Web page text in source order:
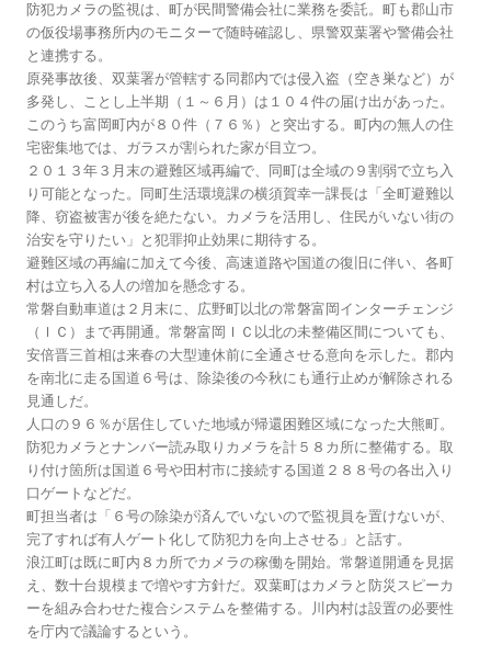
防犯カメラの監視は、町が民間警備会社に業務を委託。町も郡山市
の仮役場事務所内のモニターで随時確認し、県警双葉署や警備会社
と連携する。
原発事故後、双葉署が管轄する同郡内では侵入盗（空き巣など）が
多発し、ことし上半期（１～６月）は１０４件の届け出があった。
このうち富岡町内が８０件（７６％）と突出する。町内の無人の住
宅密集地では、ガラスが割られた家が目立つ。
２０１３年３月末の避難区域再編で、同町は全域の９割弱で立ち入
り可能となった。同町生活環境課の横須賀幸一課長は「全町避難以
降、窃盗被害が後を絶たない。カメラを活用し、住民がいない街の
治安を守りたい」と犯罪抑止効果に期待する。
避難区域の再編に加えて今後、高速道路や国道の復旧に伴い、各町
村は立ち入る人の増加を懸念する。
常磐自動車道は２月末に、広野町以北の常磐富岡インターチェンジ
（ＩＣ）まで再開通。常磐富岡ＩＣ以北の未整備区間についても、
安倍晋三首相は来春の大型連休前に全通させる意向を示した。郡内
を南北に走る国道６号は、除染後の今秋にも通行止めが解除される
見通しだ。
人口の９６％が居住していた地域が帰還困難区域になった大熊町。
防犯カメラとナンバー読み取りカメラを計５８カ所に整備する。取
り付け箇所は国道６号や田村市に接続する国道２８８号の各出入り
口ゲートなどだ。
町担当者は「６号の除染が済んでいないので監視員を置けないが、
完了すれば有人ゲート化して防犯力を向上させる」と話す。
浪江町は既に町内８カ所でカメラの稼働を開始。常磐道開通を見据
え、数十台規模まで増やす方針だ。双葉町はカメラと防災スピーカ
ーを組み合わせた複合システムを整備する。川内村は設置の必要性
を庁内で議論するという。